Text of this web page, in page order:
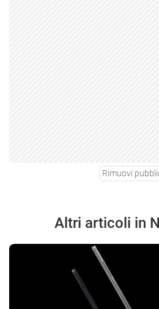
Rimuovi
Altri articoli in